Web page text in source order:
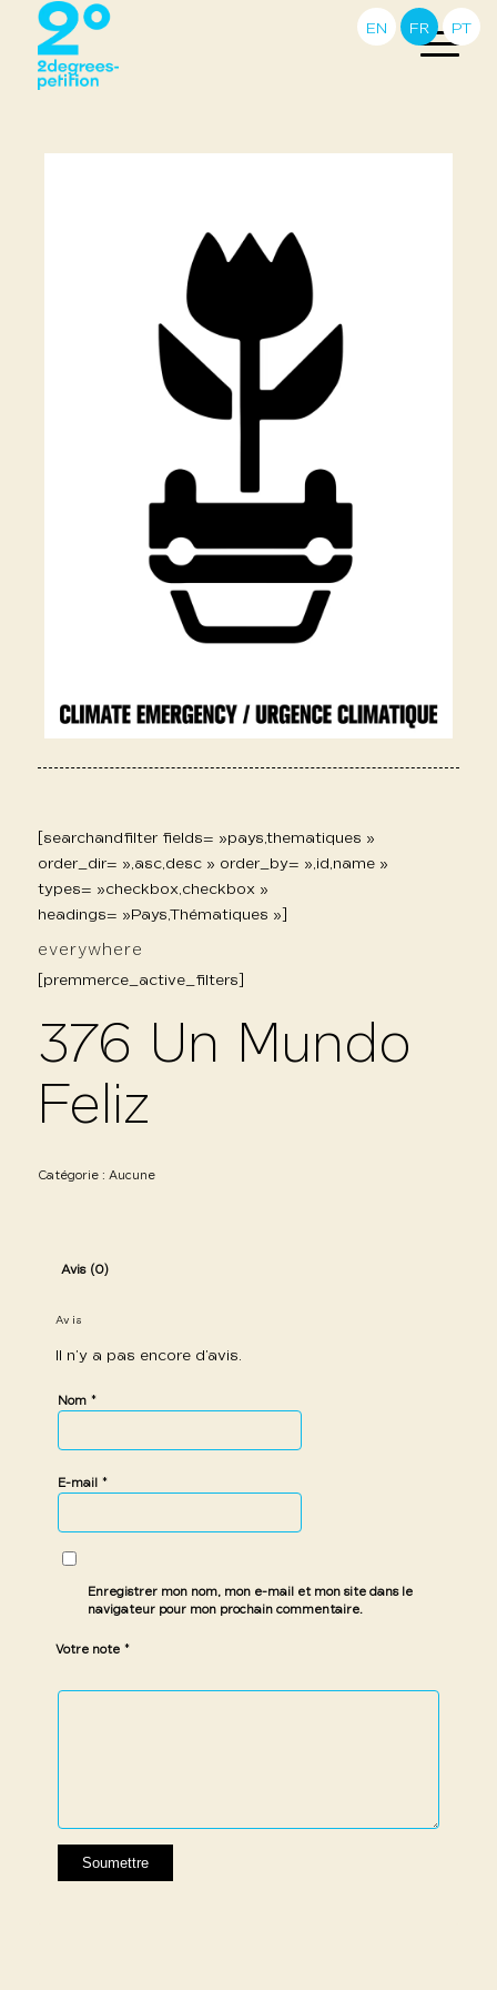
[searchandfilter fields= »pays,thematiques »
order_dir= »,asc,desc » order_by= »,id,name »
types= »checkbox,checkbox »
headings= »Pays,Thématiques »]
everywhere
[premmerce_active_filters]
376 Un Mundo
Feliz
Catégorie : Aucune
Avis (0)
Avis
Il n’y a pas encore d’avis.
Nom *
E-mail *
Enregistrer mon nom, mon e-mail et mon site dans le
navigateur pour mon prochain commentaire.
Votre note *
1 étoile
2 étoiles
3 étoiles
4 étoiles
5 étoiles
EN FR PT